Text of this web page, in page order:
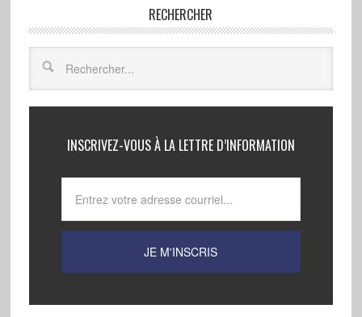
RECHERCHER
INSCRIVEZ-VOUS À LA LETTRE D’INFORMATION